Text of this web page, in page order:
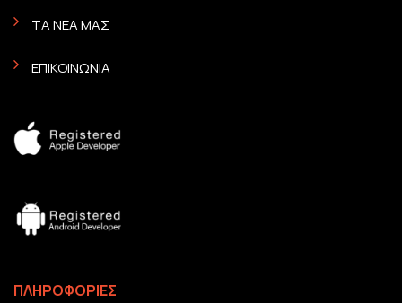
ΤΑ ΝΕΑ ΜΑΣ
ΕΠΙΚΟΙΝΩΝΙΑ
ΠΛΗΡΟΦΟΡΙΕΣ